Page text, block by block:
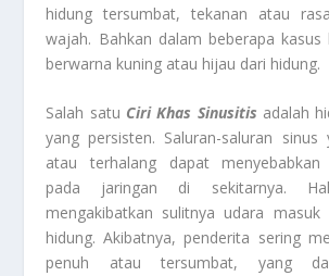
hidung tersumbat, tekanan atau
wajah. Bahkan dalam beberapa kasus
berwarna kuning atau hijau dari hidung.
Salah satu Ciri Khas Sinusitis adalah
yang persisten. Saluran-saluran sinus
atau terhalang dapat menyebabkan
pada jaringan di sekitarnya.
mengakibatkan sulitnya udara
hidung. Akibatnya, penderita sering
penuh atau tersumbat, yang